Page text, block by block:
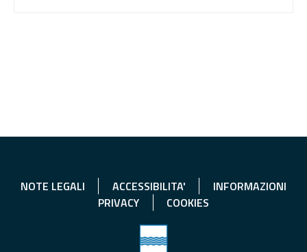
NOTE LEGALI ACCESSIBILITA'
INFORMAZIONI
PRIVACY
COOKIES